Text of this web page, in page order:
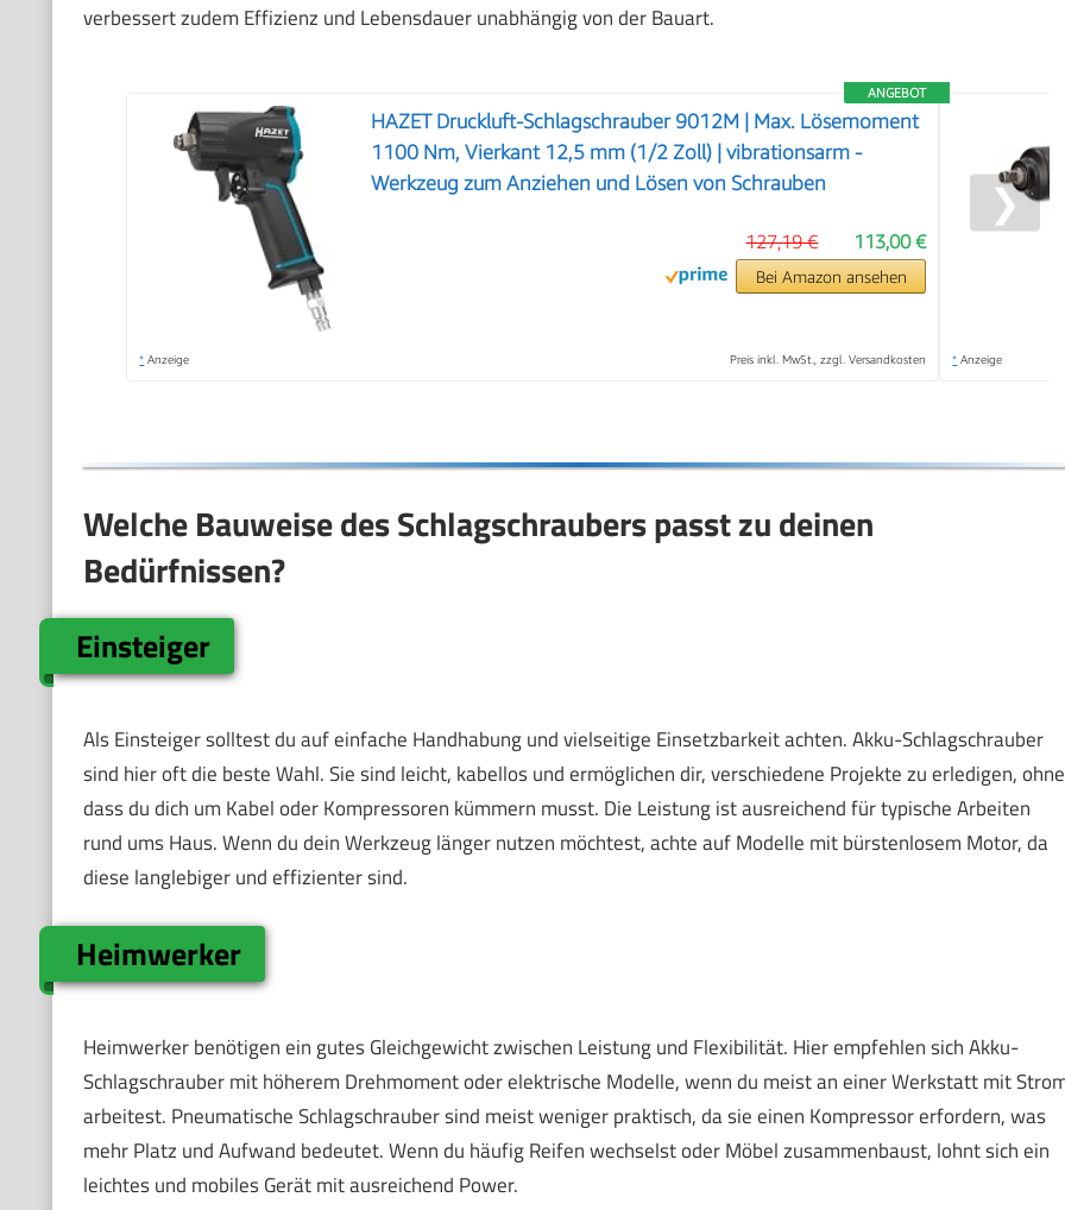
verbessert zudem Effizienz und Lebensdauer unabhängig von der Bauart.
ANGEBOT
HAZET Druckluft-Schlagschrauber 9012M | Max. Lösemoment
1100 Nm, Vierkant 12,5 mm (1/2 Zoll) | vibrationsarm -
Werkzeug zum Anziehen und Lösen von Schrauben
113,00 €
127,19 €
Bei Amazon ansehen
* Anzeige Preis inkl. MwSt., zzgl. Versandkosten * Anzeige
❯
Welche Bauweise des Schlagschraubers passt zu deinen
Bedürfnissen?
Einsteiger
Als Einsteiger solltest du auf einfache Handhabung und vielseitige Einsetzbarkeit achten. Akku-Schlagschrauber
sind hier oft die beste Wahl. Sie sind leicht, kabellos und ermöglichen dir, verschiedene Projekte zu erledigen, ohne
dass du dich um Kabel oder Kompressoren kümmern musst. Die Leistung ist ausreichend für typische Arbeiten
rund ums Haus. Wenn du dein Werkzeug länger nutzen möchtest, achte auf Modelle mit bürstenlosem Motor, da
diese langlebiger und effizienter sind.
Heimwerker
Heimwerker benötigen ein gutes Gleichgewicht zwischen Leistung und Flexibilität. Hier empfehlen sich Akku-
Schlagschrauber mit höherem Drehmoment oder elektrische Modelle, wenn du meist an einer Werkstatt mit
arbeitest. Pneumatische Schlagschrauber sind meist weniger praktisch, da sie einen Kompressor erfordern, was
mehr Platz und Aufwand bedeutet. Wenn du häufig Reifen wechselst oder Möbel zusammenbaust, lohnt sich ein
leichtes und mobiles Gerät mit ausreichend Power.